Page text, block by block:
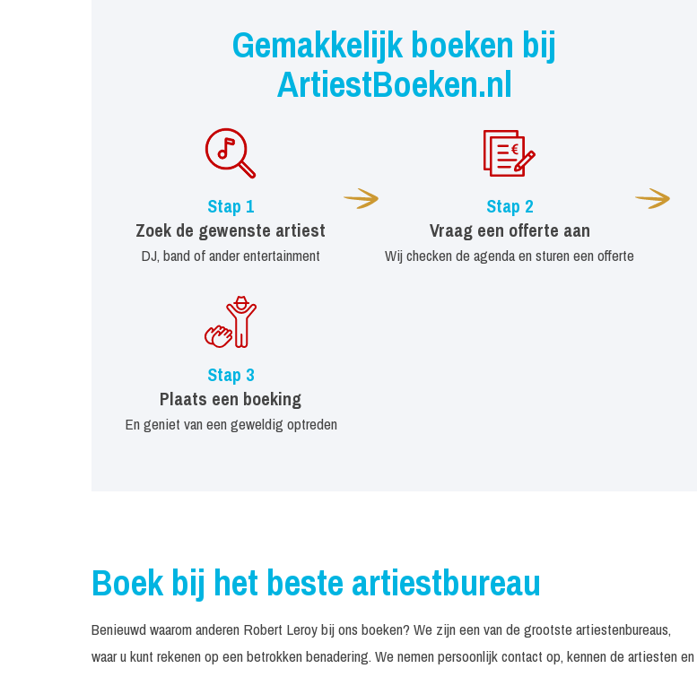
Gemakkelijk boeken bij
ArtiestBoeken.nl
Stap 1
Zoek de gewenste artiest
DJ, band of ander entertainment
Stap 2
Vraag een offerte aan
Wij checken de agenda en sturen een offerte
Stap 3
Plaats een boeking
En geniet van een geweldig optreden
Boek bij het beste artiestbureau
Benieuwd waarom anderen Robert Leroy bij ons boeken? We zijn een van de grootste artiestenbureaus,
waar u kunt rekenen op een betrokken benadering. We nemen persoonlijk contact op, kennen de artiesten en